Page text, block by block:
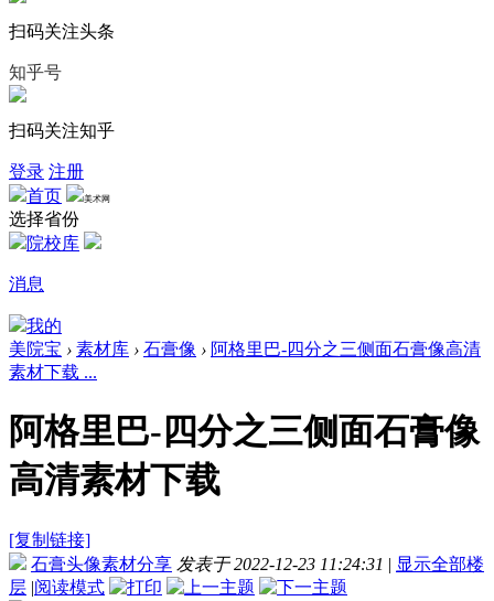
扫码关注头条
知乎号
扫码关注知乎
登录 注册
首页
美术网
选择省份
院校库
消息
我的
美院宝 › 素材库 › 石膏像 › 阿格里巴-四分之三侧面石膏像高清
素材下载 ...
阿格里巴-四分之三侧面石膏像
高清素材下载
[复制链接]
石膏头像素材分享 发表于 2022-12-23 11:24:31 | 显示全部楼
层 |阅读模式